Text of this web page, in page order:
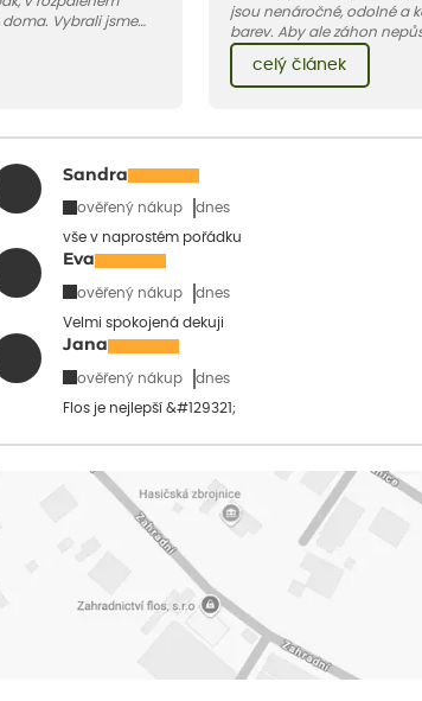
Vybrali jsme
horké a suché
které to jsou.
jsou nenáročné, odolné a
barev. Aby ale záhon
doplnit vhodnými sousedy.
jakými trvalkami a
celý článek
Sandra
ověřený nákup dnes
vše v naprostém pořádku
Eva
ověřený nákup dnes
Velmi spokojená dekuji
Jana
ověřený nákup dnes
Flos je nejlepší &#129321;